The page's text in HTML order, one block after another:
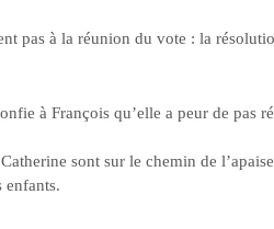
pas à la réunion du vote : la
à François qu’elle a peur de pas
sont sur le chemin de
enfants.